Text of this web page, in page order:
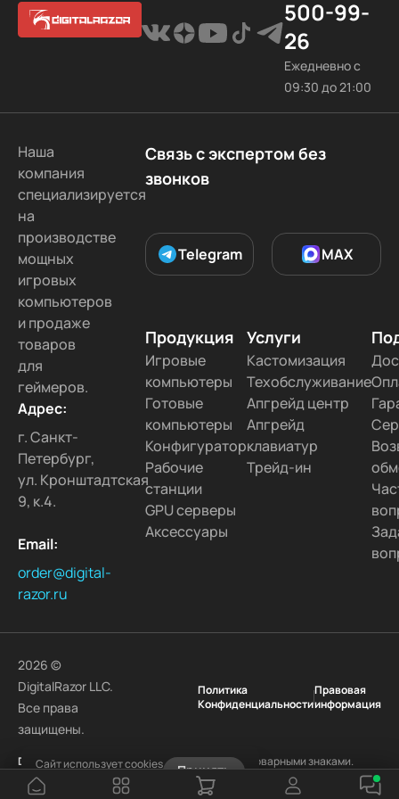
500-99-
26
Ежедневно с
09:30 до 21:00
Наша
компания
специализируется
на
производстве
мощных
игровых
компьютеров
и продаже
товаров
для
геймеров.
Адрес:
г. Санкт-
Петербург,
ул. Кронштадтская
9, к.4.
Email:
order@digital-
razor.ru
Связь с экспертом без
звонков
Telegram MAX
Продукция
Игровые
компьютеры
Готовые
компьютеры
Конфигуратор
Рабочие
станции
GPU серверы
Аксессуары
Услуги
Кастомизация
Техобслуживание
Апгрейд центр
Апгрейд
клавиатур
Трейд-ин
2026 ©
DigitalRazor LLC.
Все права
защищены.
Политика
Конфиденциальности
Правовая
информация
DigitalRazorи логотипDigitalRazorявляются товарными знаками.
Другие наименования и товарные знаки являются собственностью
своих законных владельцев.
Сайт использует cookies
Узнать подробнее
Принять